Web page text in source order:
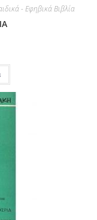
- Εφηβικά Βιβλία